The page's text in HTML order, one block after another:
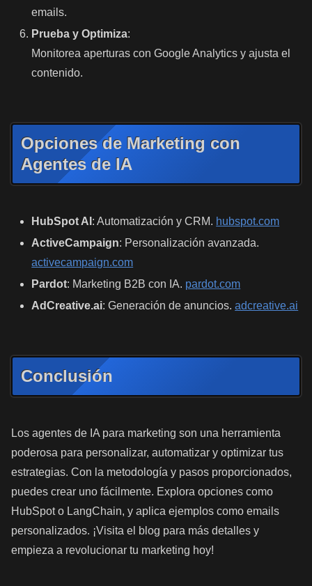
emails.
Prueba y Optimiza:
Monitorea aperturas con Google Analytics y ajusta el
contenido.
Opciones de Marketing con
Agentes de IA
HubSpot AI : Automatización y CRM. hubspot.com
ActiveCampaign: Personalización avanzada.
activecampaign.com
Pardot: Marketing B2B con IA. pardot.com
AdCreative.ai: Generación de anuncios.adcreative.ai
Conclusión
Los agentes de IA para marketing son una herramienta
poderosa para personalizar, automatizar y optimizar tus
estrategias. Con la metodología y pasos proporcionados,
puedes crear uno fácilmente. Explora opciones como
HubSpot o LangChain, y aplica ejemplos como emails
personalizados. ¡Visita el blog para más detalles y
empieza a revolucionar tu marketing hoy!